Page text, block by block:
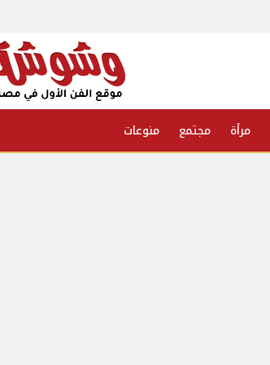
مرأة مجتمع منوعات